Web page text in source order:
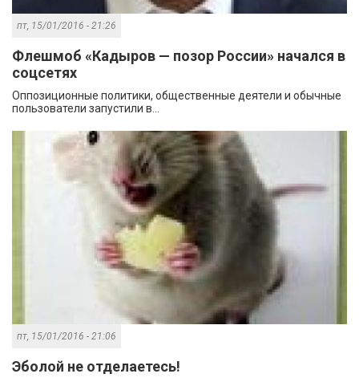
пт, 15/01/2016 - 21:26
Флешмоб «Кадыров — позор России» начался в
соцсетях
Оппозиционные политики, общественные деятели и обычные
пользователи запустили в...
пт, 15/01/2016 - 21:06
Эболой не отделаетесь!